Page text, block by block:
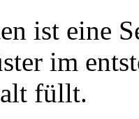
ist eine
im
füllt.